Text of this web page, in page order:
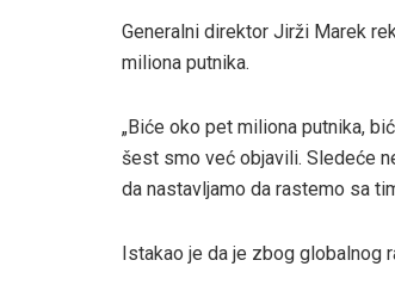
Generalni direktor Jirži Marek
miliona putnika.
„Biće oko pet miliona putnika,
šest smo već objavili. Sledeće
da nastavljamo da rastemo sa
Istakao je da je zbog globalnog